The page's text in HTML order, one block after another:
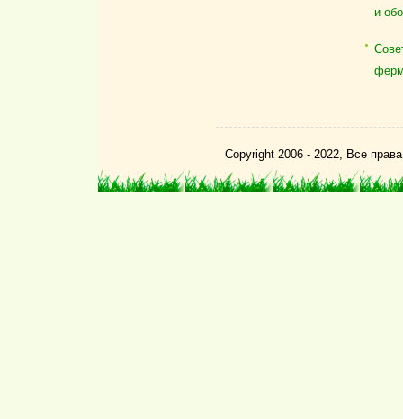
и
Copyright 2006 - 2022, Все